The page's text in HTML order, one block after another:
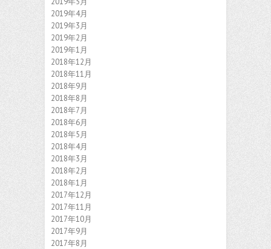
2019年4月
2019年3月
2019年2月
2019年1月
2018年12月
2018年11月
2018年9月
2018年8月
2018年7月
2018年6月
2018年5月
2018年4月
2018年3月
2018年2月
2018年1月
2017年12月
2017年11月
2017年10月
2017年9月
2017年8月